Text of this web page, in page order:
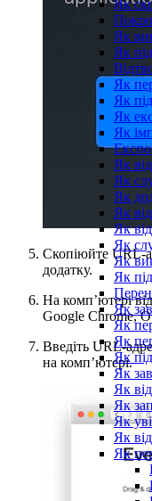
Як
Як
Як
Як
Як
Як
Як
Як
Як
Як
Як
Як
Як
Як
Як
Як
Як
Як
Як
Як
Як
Як
Як
Як
Як
Скопіюйте URL-
додатку.
На комп’ютері
Google Chrome,
Введіть URL-
на комп’ютері.